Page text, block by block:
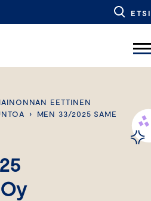
ETSI
EETTINEN
›
MEN 33/2025 SAME